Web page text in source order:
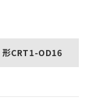
形CRT1-OD16